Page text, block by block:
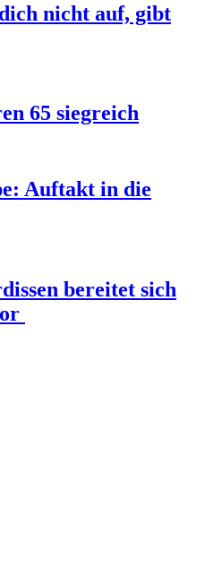
nicht auf, gibt
65 siegreich
Auftakt in die
bereitet sich